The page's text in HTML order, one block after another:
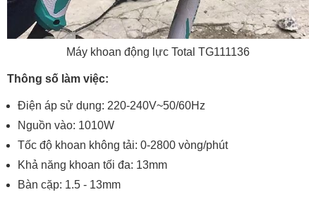
Máy khoan động lực Total TG111136
Thông số làm việc:
Điện áp sử dụng: 220-240V~50/60Hz
Nguồn vào: 1010W
Tốc độ khoan không tải: 0-2800 vòng/phút
Khả năng khoan tối đa: 13mm
Bàn cặp: 1.5 - 13mm